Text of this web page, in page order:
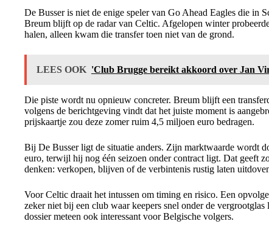
De Busser is niet de enige speler van Go Ahead Eagles die in
Breum blijft op de radar van Celtic. Afgelopen winter
halen, alleen kwam die transfer toen niet van de grond.
LEES OOK 'Club Brugge bereikt akkoord over Jan
Die piste wordt nu opnieuw concreter. Breum blijft een
volgens de berichtgeving vindt dat het juiste moment is
prijskaartje zou deze zomer ruim 4,5 miljoen euro bedragen.
Bij De Busser ligt de situatie anders. Zijn marktwaarde wordt
euro, terwijl hij nog één seizoen onder contract ligt. Dat geeft
denken: verkopen, blijven of de verbintenis rustig laten
Voor Celtic draait het intussen om timing en risico. Een
zeker niet bij een club waar keepers snel onder de
dossier meteen ook interessant voor Belgische volgers.